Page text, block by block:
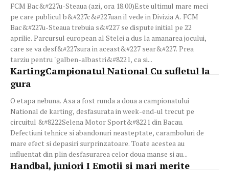
FCM Bac&#227u-Steaua (azi, ora 18.00)Este ultimul mare meci
pe care publicul b&#227c&#227uan il vede in Divizia A. FCM
Bac&#227u-Steaua trebuia s&#227 se dispute initial pe 22
aprilie. Parcursul european al Stelei a dus la amanarea jocului,
care se va desf&#227sura in aceast&#227 sear&#227. Prea
tarziu pentru "galben-albastri&#8221, ca si...
KartingCampionatul National Cu sufletul la
gura
O etapa nebuna. Asa a fost runda a doua a campionatului
National de karting, desfasurata in week-end-ul trecut pe
circuitul &#8222Selena Motor Sport&#8221 din Bacau.
Defectiuni tehnice si abandonuri neasteptate, caramboluri de
mare efect si depasiri surprinzatoare. Toate acestea au
influentat din plin desfasurarea celor doua manse si au...
Handbal, juniori I Emotii si mari merite